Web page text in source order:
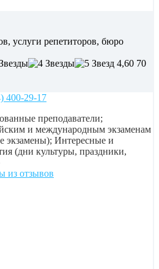
услуги репетиторов, бюро
4,60 70
400-29-17
преподаватели;
и международным экзаменам
экзамены); Интересные и
(дни культуры, праздники,
из отзывов